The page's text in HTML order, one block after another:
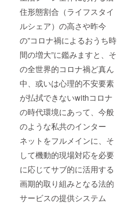
住形態割合（ライフスタイ
ルシェア）の高さや昨今
の”コロナ禍によるおうち時
間の増大”に鑑みますと、そ
の全世界的コロナ禍ど真ん
中、或いは心理的不安要素
が払拭できないwithコロナ
の時代環境にあって、今般
のような私共のインター
ネットをフルメインに、そ
して機動的現場対応を必要
に応じてサブ的に活用する
画期的取り組みとなる法的
サービスの提供システム